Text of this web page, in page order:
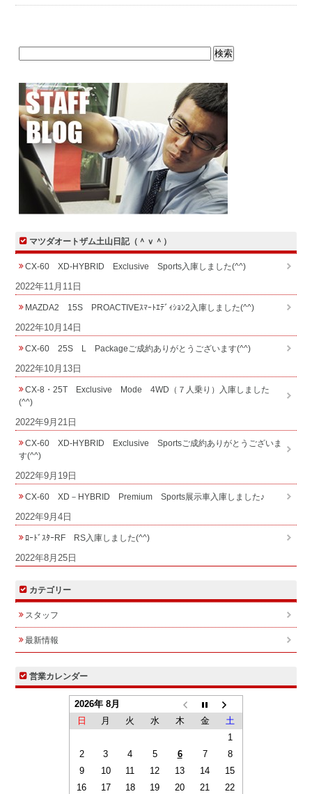
マツダオートザム土山日記（＾ｖ＾）
CX-60 XD-HYBRID Exclusive Sports入庫しました(^^)
2022年11月11日
MAZDA2 15S PROACTIVEｽﾏｰﾄｴﾃﾞｨｼｮﾝ2入庫しました(^^)
2022年10月14日
CX-60 25S L Packageご成約ありがとうございます(^^)
2022年10月13日
CX-8・25T Exclusive Mode 4WD（７人乗り）入庫しました
(^^)
2022年9月21日
CX-60 XD-HYBRID Exclusive Sportsご成約ありがとうございま
す(^^)
2022年9月19日
CX-60 XD－HYBRID Premium Sports展示車入庫しました♪
2022年9月4日
ﾛｰﾄﾞｽﾀｰRF RS入庫しました(^^)
2022年8月25日
カテゴリー
スタッフ
最新情報
営業カレンダー
2026年 8月
日
月 火 水 木 金
土
1
2
3 4 5 6 7
8
9
10 11 12 13 14
15
16
17 18 19 20 21
22